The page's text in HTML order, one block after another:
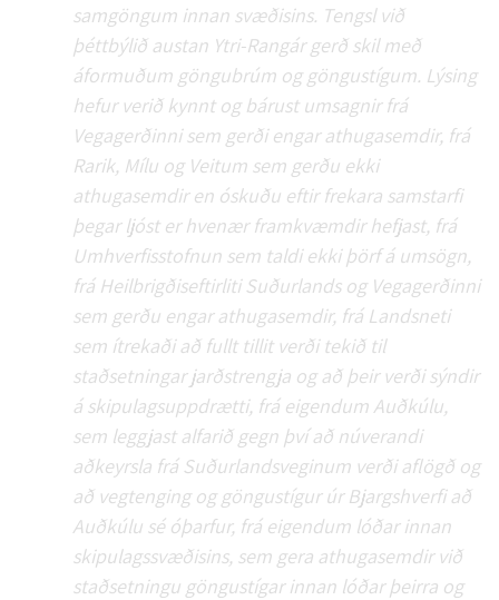
samgöngum innan svæðisins. Tengsl við
þéttbýlið austan Ytri-Rangár gerð skil með
áformuðum göngubrúm og göngustígum. Lýsing
hefur verið kynnt og bárust umsagnir frá
Vegagerðinni sem gerði engar athugasemdir, frá
Rarik, Mílu og Veitum sem gerðu ekki
athugasemdir en óskuðu eftir frekara samstarfi
þegar ljóst er hvenær framkvæmdir hefjast, frá
Umhverfisstofnun sem taldi ekki þörf á umsögn,
frá Heilbrigðiseftirliti Suðurlands og Vegagerðinni
sem gerðu engar athugasemdir, frá Landsneti
sem ítrekaði að fullt tillit verði tekið til
staðsetningar jarðstrengja og að þeir verði sýndir
á skipulagsuppdrætti, frá eigendum Auðkúlu,
sem leggjast alfarið gegn því að núverandi
aðkeyrsla frá Suðurlandsveginum verði aflögð og
að vegtenging og göngustígur úr Bjargshverfi að
Auðkúlu sé óþarfur, frá eigendum lóðar innan
skipulagssvæðisins, sem gera athugasemdir við
staðsetningu göngustígar innan lóðar þeirra og